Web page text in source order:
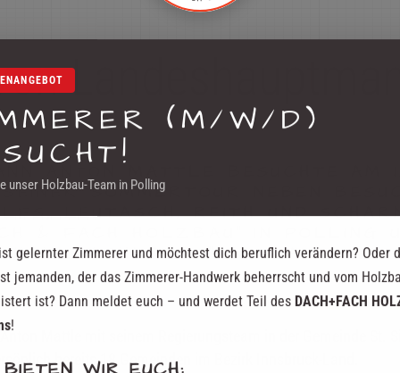
ANTON MATTLE BESUCHTE AM
SOMMERTOUR NEBEN
LEUTASCH, REITH UND
& FACH HOLZBAU" IN POLLING
HOLZFACHMARKT" IN FLAURLING.
Mattle mit seinem Regierungsteam in der Gemeinde St.
bereits 18 Gemeinden im Bezirk Innsbruck-Land.
(M/W/D)
unser Holzbau-Team in Polling
gelernter Zimmerer und möchtest dich beruflich verändern? Oder
jemanden, der das Zimmerer-Handwerk beherrscht und vom
ist? Dann meldet euch – und werdet Teil des DACH+FACH
!